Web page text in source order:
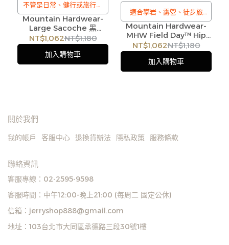
不管是日常、健行或旅行搭
配都帥氣時尚
/
訂購注意事項 :
商品流動性快且多個平台共
單，造成不便尚請見諒。如
遇庫存不足無法下單，亦歡
Mountain Hardwear-
Large Sacoche 黑
#OE4156010
NT$1,062NT$1,180
加入購物車
適合攀岩、露營、徒步旅
行、休閒旅行、戶外活動、
日常搭配
/
訂購注意事項 :
Mountain Hardwear-
MHW Field Day™ Hip
Pack 4L 簡約運動腰包/肩
背包 盛榆綠 #2025371
NT$1,062NT$1,180
加入購物車
關於我們
我的帳戶 客服中心 退換貨辦法 隱私政策 服務條款
聯絡資訊
客服專線：02-2595-9598
客服時間：中午12:00-晚上21:00 (每周二 固定公休)
信箱：jerryshop888@gmail.com
地址：103台北市大同區承德路三段30號1樓